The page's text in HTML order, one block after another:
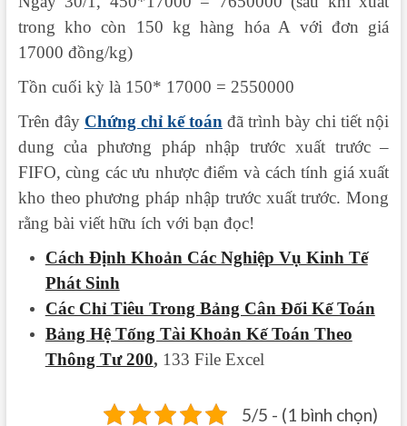
trong kho còn 150 kg hàng hóa A với đơn giá
17000 đồng/kg)
Tồn cuối kỳ là 150* 17000 = 2550000
Trên đây Chứng chỉ kế toán đã trình bày chi tiết nội
dung của phương pháp nhập trước xuất trước –
FIFO, cùng các ưu nhược điểm và cách tính giá xuất
kho theo phương pháp nhập trước xuất trước. Mong
rằng bài viết hữu ích với bạn đọc!
Cách Định Khoản Các Nghiệp Vụ Kinh Tế
Phát Sinh
Các Chỉ Tiêu Trong Bảng Cân Đối Kế Toán
Bảng Hệ Tống Tài Khoản Kế Toán Theo
Thông Tư 200, 133 File Excel
5/5 - (1 bình chọn)